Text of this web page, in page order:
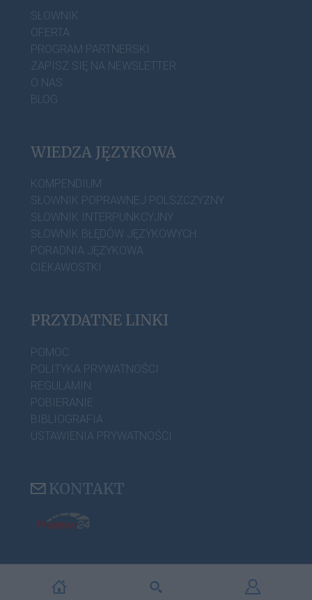
SŁOWNIK
OFERTA
PROGRAM PARTNERSKI
ZAPISZ SIĘ NA NEWSLETTER
O NAS
BLOG
WIEDZA JĘZYKOWA
KOMPENDIUM
SŁOWNIK POPRAWNEJ POLSZCZYZNY
SŁOWNIK INTERPUNKCYJNY
SŁOWNIK BŁĘDÓW JĘZYKOWYCH
PORADNIA JĘZYKOWA
CIEKAWOSTKI
PRZYDATNE LINKI
POMOC
POLITYKA PRYWATNOŚCI
REGULAMIN
POBIERANIE
BIBLIOGRAFIA
USTAWIENIA PRYWATNOŚCI
KONTAKT